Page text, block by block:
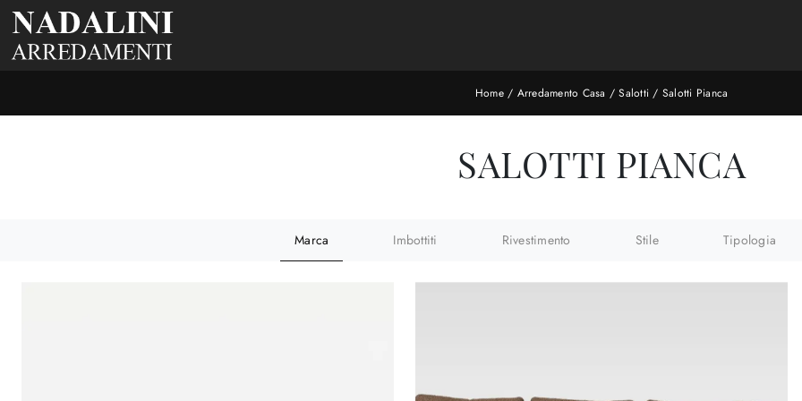
Home/ Arredamento Casa /Salotti / Salotti Pianca
SALOTTI PIANCA
Marca Imbottiti Rivestimento Stile Tipologia